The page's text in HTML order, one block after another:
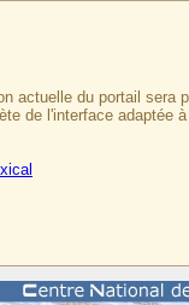
actuelle du portail sera
de l'interface